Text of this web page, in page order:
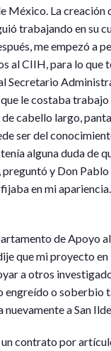
México. La creación
trabajando en su
me empezó a
al CIIH, para lo que
Secretario
le costaba
cabello largo,
ser del
alguna duda de
preguntó y Don Pablo
en mi
de Apoyo
que mi proyecto
a otros
engreído o soberbio
a San
un contrato por